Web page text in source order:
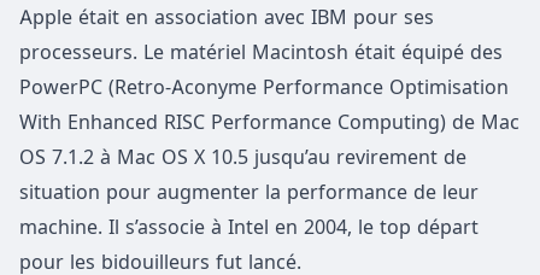
Apple était en association avec IBM pour ses
processeurs. Le matériel Macintosh était équipé des
PowerPC (Retro-Aconyme Performance Optimisation
With Enhanced RISC Performance Computing) de Mac
OS 7.1.2 à Mac OS X 10.5 jusqu’au revirement de
situation pour augmenter la performance de leur
machine. Il s’associe à Intel en 2004, le top départ
pour les bidouilleurs fut lancé.